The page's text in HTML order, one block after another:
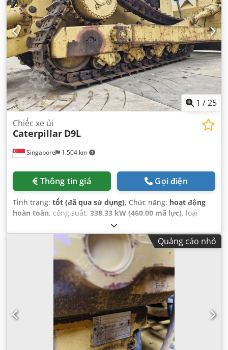
1 /25
Singapore 1.504 km
Chiếc xe ủi
Caterpillar D9L
Thông tin giá Gọi điện
Tình trạng: tốt (đã qua sử dụng), Chức năng: hoạt động
hoàn toàn, công suất: 338,33 kW (460,00 mã lực), loại
vàng
động:7.148 h, số máy/phương tiện:14Y02161, Thiết bị:
cabin, thuỷ lực, Quảng cáo nhỏ